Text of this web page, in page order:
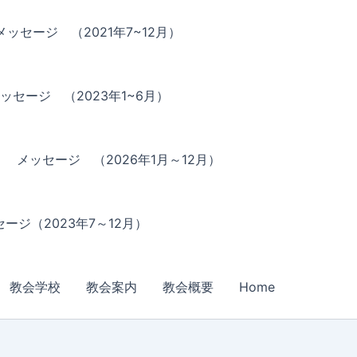
ッセージ （2021年7~12月）
セージ （2023年1~6月）
メッセージ （2026年1月～12月）
ージ（2023年7～12月）
教会学校 教会案内 教会概要 Home